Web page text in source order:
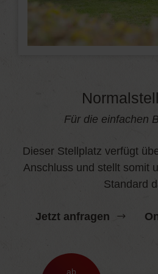
Für die einfachen
Dieser Stellplatz verfügt
Anschluss und stellt somit
Standard
Jetzt anfragen
ab